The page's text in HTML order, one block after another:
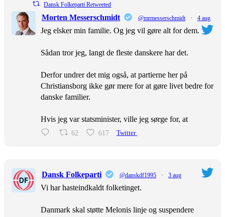
Dansk Folkeparti Retweeted
Morten Messerschmidt @mrmesserschmidt · 4 aug
Jeg elsker min familie. Og jeg vil gøre alt for dem.
Sådan tror jeg, langt de fleste danskere har det.
Derfor undrer det mig også, at partierne her på
Christiansborg ikke gør mere for at gøre livet bedre for
danske familier.
Hvis jeg var statsminister, ville jeg sørge for, at
62 617 Twitter
Dansk Folkeparti @danskdf1995 · 3 aug
Vi har hasteindkaldt folketinget.
Danmark skal støtte Melonis linje og suspendere